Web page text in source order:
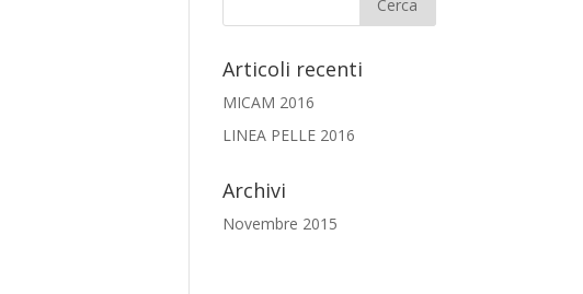
Articoli recenti
MICAM 2016
LINEA PELLE 2016
Archivi
Novembre 2015